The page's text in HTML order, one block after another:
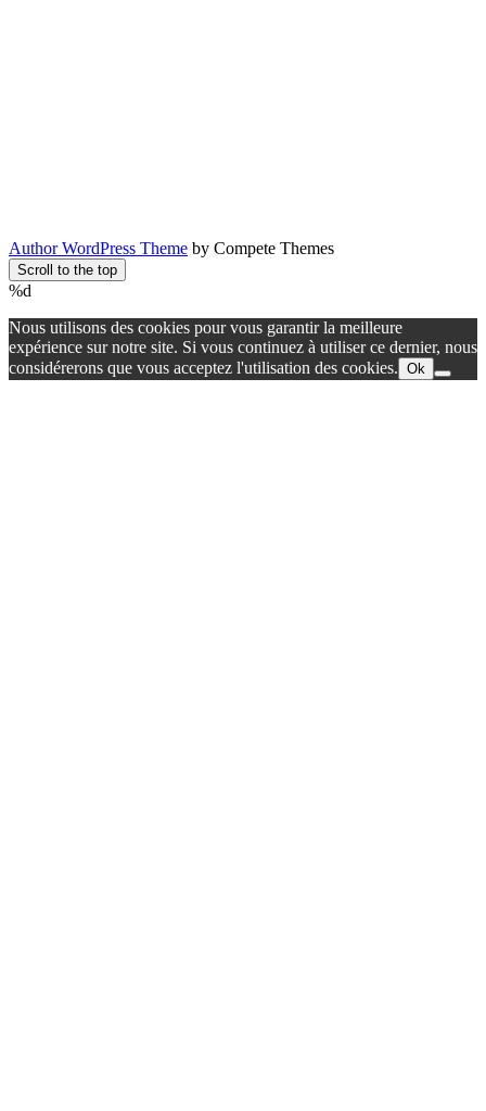
Author WordPress Theme by Compete Themes
Scroll to the top
%d
Nous utilisons des cookies pour vous garantir la meilleure
expérience sur notre site. Si vous continuez à utiliser ce dernier, nous
considérerons que vous acceptez l'utilisation des cookies. Ok